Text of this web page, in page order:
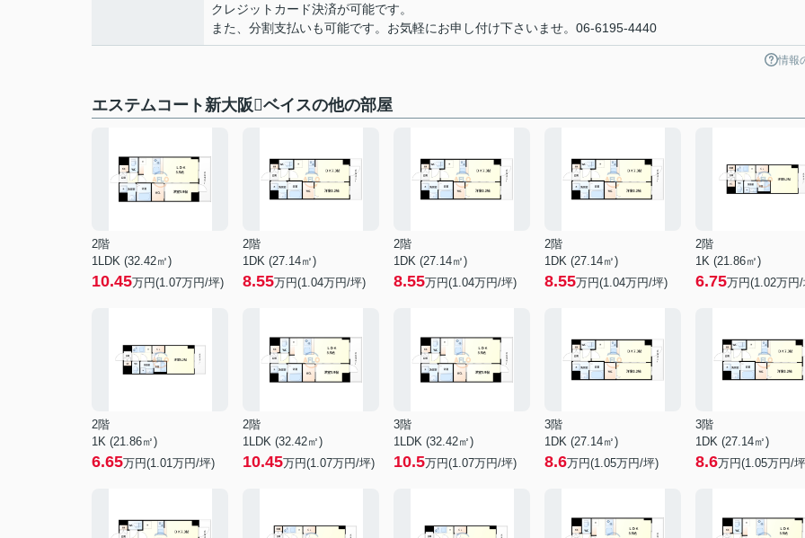
クレジットカード決済が可能です。
また、分割支払いも可能です。お気軽にお申し付け下さいませ。06-6195-4440
情報
エステムコート新大阪ベイスの他の部屋
2階
1LDK (32.42㎡)
10.45万円(1.07万円/坪)
2階
1DK (27.14㎡)
8.55万円(1.04万円/坪)
2階
1DK (27.14㎡)
8.55万円(1.04万円/坪)
2階
1DK (27.14㎡)
8.55万円(1.04万円/坪)
2階
1K (21.86㎡)
6.75万円(1.02万円
2階
1K (21.86㎡)
6.65万円(1.01万円/坪)
2階
1LDK (32.42㎡)
10.45万円(1.07万円/坪)
3階
1LDK (32.42㎡)
10.5万円(1.07万円/坪)
3階
1DK (27.14㎡)
8.6万円(1.05万円/坪)
3階
1DK (27.14㎡)
8.6万円(1.05万円/